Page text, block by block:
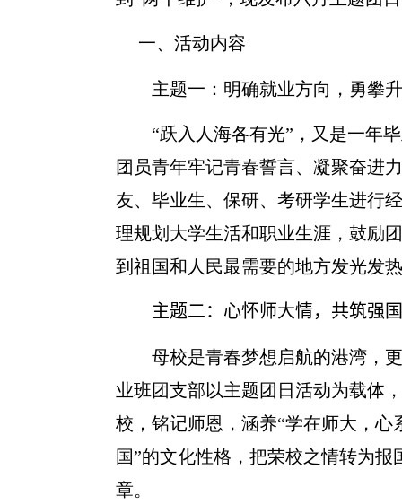
一、 活动内容
主题一：明确就业方向，勇攀
“跃入人海各有光”，又是一年
团员青年牢记青春誓言、凝聚奋进
友、毕业生、保研、考研学生进行
理规划大学生活和职业生涯，鼓励
到祖国和人民最需要的地方发光发
主题二： 心怀师大情，共筑强
母校是青春梦想启航的港湾，
业班团支部以主题团日活动为载体
校，铭记师恩，涵养“学在师大，
国”的文化性格，把荣校之情转为
章。